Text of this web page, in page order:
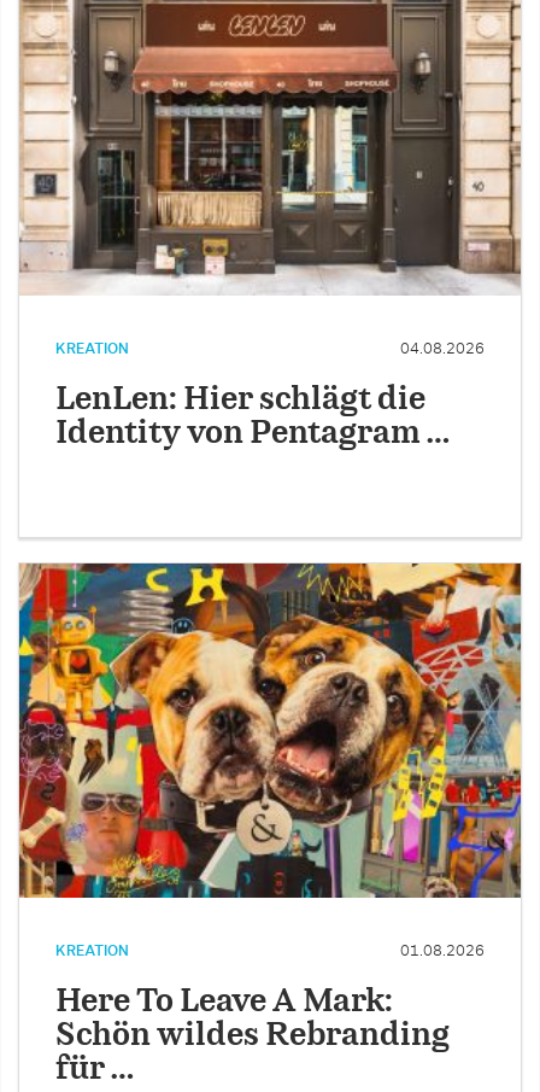
KREATION 04.08.2026
LenLen: Hier schlägt die
Identity von Pentagram …
KREATION 01.08.2026
Here To Leave A Mark:
Schön wildes Rebranding
für …